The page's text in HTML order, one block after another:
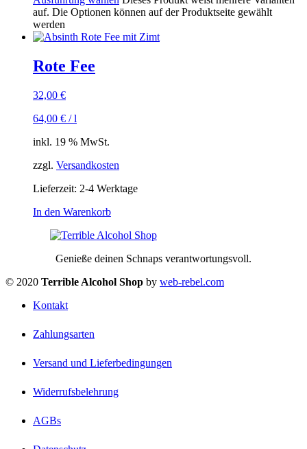
auf. Die Optionen können auf der Produktseite gewählt
werden
Rote Fee
32,00 €
64,00 € /l
inkl. 19 % MwSt.
zzgl. Versandkosten
Lieferzeit: 2-4 Werktage
In den Warenkorb
Genieße deinen Schnaps verantwortungsvoll.
© 2020 Terrible Alcohol Shop by web-rebel.com
Kontakt
Zahlungsarten
Versand und Lieferbedingungen
Widerrufsbelehrung
AGBs